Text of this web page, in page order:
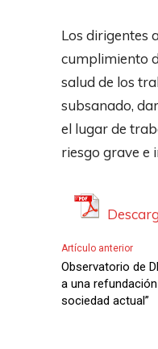
Los dirigentes
cumplimiento
salud de los
subsanado,
el lugar de
riesgo grave e
Artículo anterior
Observatorio de
a una
sociedad actual”